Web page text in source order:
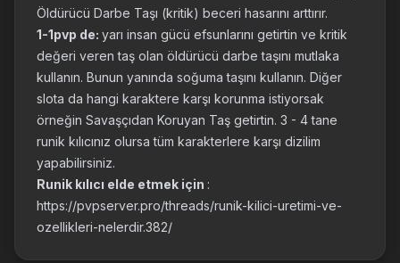
Öldürücü Darbe Taşı (kritik) beceri hasarını arttırır.
1-1pvp de: yarı insan gücü efsunlarını getirtin ve kritik
değeri veren taş olan öldürücü darbe taşını mutlaka
kullanın. Bunun yanında soğuma taşını kullanın. Diğer
slota da hangi karaktere karşı korunma istiyorsak
örneğin Savaşçıdan Koruyan Taş getirtin. 3 - 4 tane
runik kılıcınız olursa tüm karakterlere karşı dizilim
yapabilirsiniz.
Runik kılıcı elde etmek için :
https://pvpserver.pro/threads/runik-kilici-uretimi-ve-
ozellikleri-nelerdir.382/